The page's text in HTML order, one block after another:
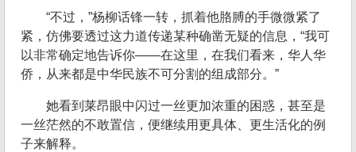
“不过，”杨柳话锋一转，抓着他胳膊的手微微紧了
紧，仿佛要透过这力道传递某种确凿无疑的信息，“我可
以非常确定地告诉你——在这里，在我们看来，华人华
侨，从来都是中华民族不可分割的组成部分。”
她看到莱昂眼中闪过一丝更加浓重的困惑，甚至是
一丝茫然的不敢置信，便继续用更具体、更生活化的例
子来解释。